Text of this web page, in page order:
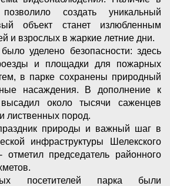
создать уникальный
объект станет излюбленным
и взрослых в жаркие летние дни.
уделено безопасности: здесь
и площадки для пожарных
в парке сохранены природный
насаждения. В дополнение к
около тысячи саженцев
лиственных пород.
природы и важный шаг в
инфраструктуры Шелекского
отметил председатель районного
посетителей парка были